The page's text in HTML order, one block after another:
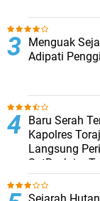
Menguak
Adipati
Baru Serah
Kapolres
Langsung
SatReskrim
Seksual